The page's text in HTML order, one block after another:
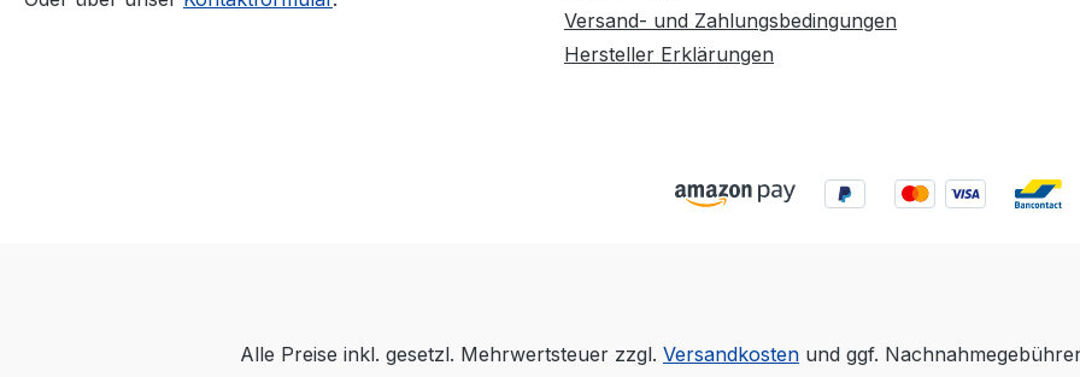
Versand- und Zahlungsbedingungen
Hersteller Erklärungen
Alle Preise inkl. gesetzl. Mehrwertsteuer zzgl. Versandkosten und ggf.